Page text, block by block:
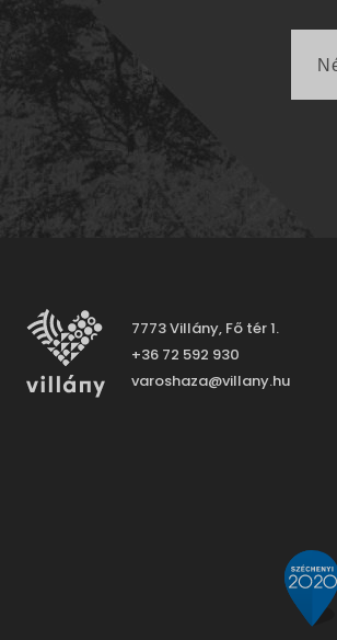
7773 Villány, Fő tér 1.
+36 72 592 930
varoshaza@villany.hu